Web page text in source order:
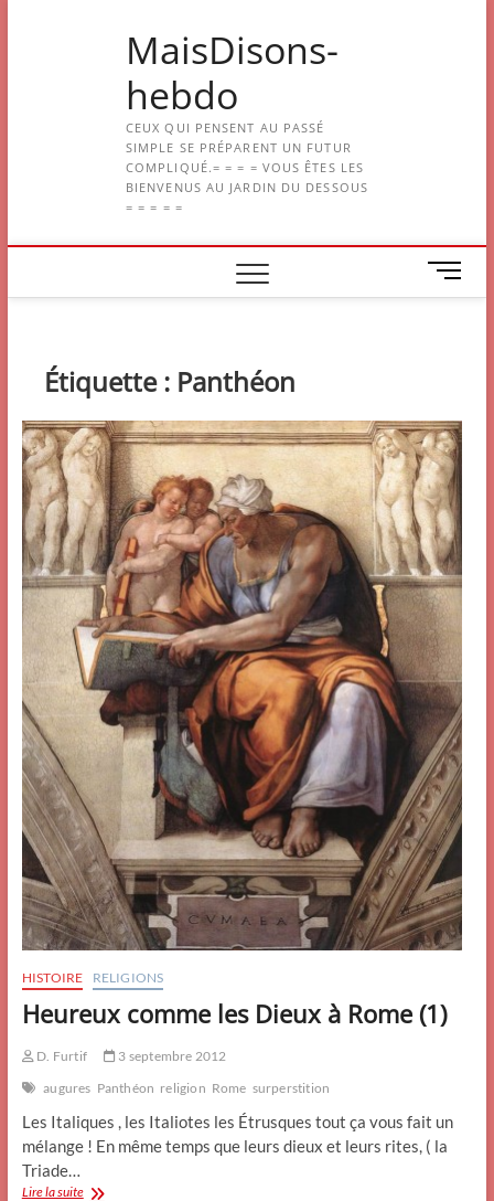
MaisDisons-
hebdo
CEUX QUI PENSENT AU PASSÉ
SIMPLE SE PRÉPARENT UN FUTUR
COMPLIQUÉ.= = = = VOUS ÊTES LES
BIENVENUS AU JARDIN DU DESSOUS
= = = = =
M
e
t
o
n
Étiquette : Panthéon
HISTOIRE RELIGIONS
Heureux comme les Dieux à Rome (1)
D. Furtif
3 septembre 2012
augures Panthéon religion Rome surperstition
Les Italiques , les Italiotes les Étrusques tout ça vous fait un
mélange ! En même temps que leurs dieux et leurs rites, ( la
Triade…
Lire la suiteHeureux